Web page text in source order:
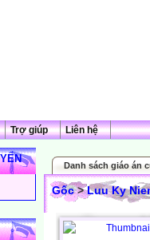
Trợ giúp Liên hệ
Danh sách giáo án
Gốc>Luu Ky